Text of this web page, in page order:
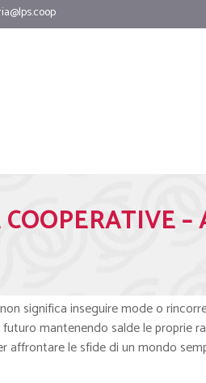
COOPERATIVE
significa inseguire mode o
mantenendo salde le proprie
affrontare le sfide di un mondo